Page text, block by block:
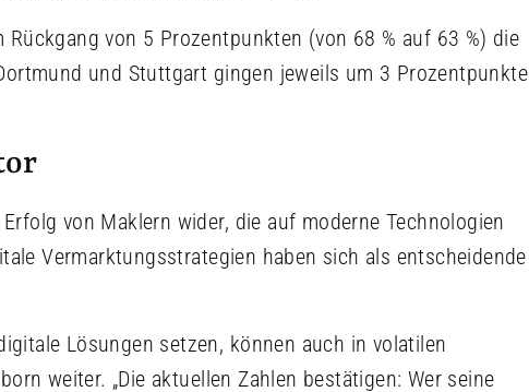
von 5 Prozentpunkten (von 68 % auf 63 %) die
und Stuttgart gingen jeweils um 3 Prozentpunkte
von Maklern wider, die auf moderne Technologien
Vermarktungsstrategien haben sich als entscheidende
Lösungen setzen, können auch in volatilen
weiter. „Die aktuellen Zahlen bestätigen: Wer seine